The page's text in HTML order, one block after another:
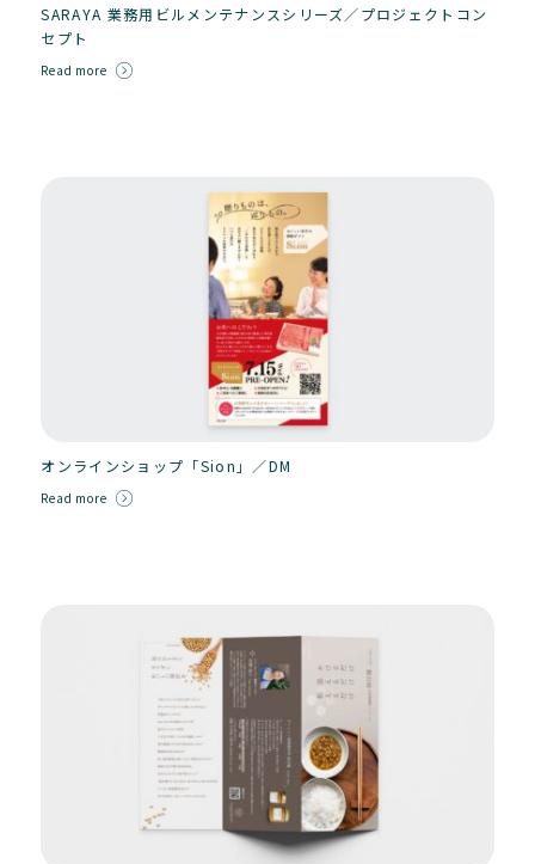
SARAYA 業務用ビルメンテナンスシリーズ／プロジェクトコン
セプト
Read more
オンラインショップ「Sion」／DM
Read more